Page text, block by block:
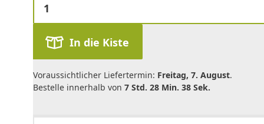
In die Kiste
Voraussichtlicher Liefertermin: Freitag, 7. August.
Bestelle innerhalb von 7 Std. 28 Min. 38 Sek.